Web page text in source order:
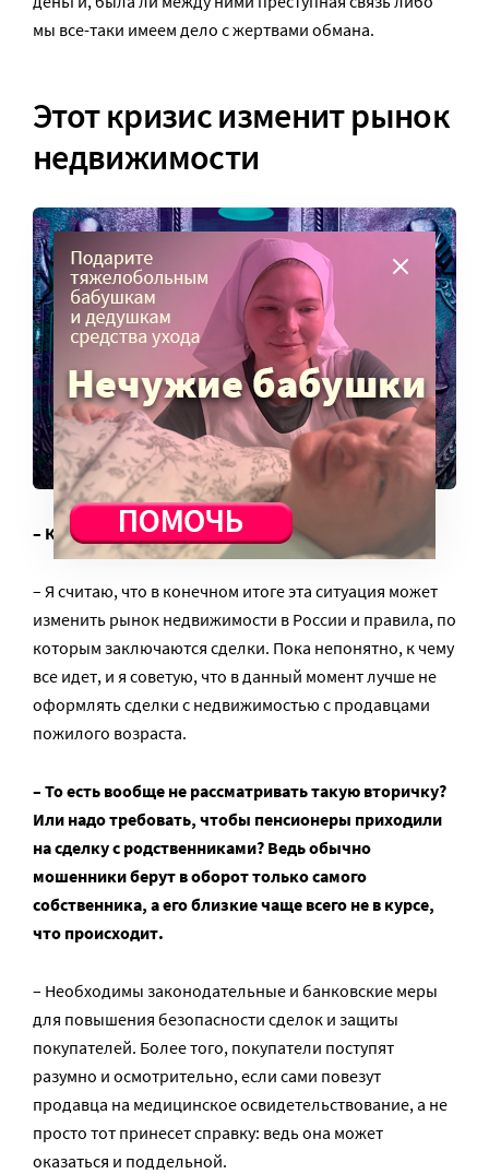
мы все-таки имеем дело с жертвами обмана.
Этот кризис изменит рынок
недвижимости
– К чему же все это приведет?
– Я считаю, что в конечном итоге эта ситуация может
изменить рынок недвижимости в России и правила, по
которым заключаются сделки. Пока непонятно, к чему
все идет, и я советую, что в данный момент лучше не
оформлять сделки с недвижимостью с продавцами
пожилого возраста.
– То есть вообще не рассматривать такую вторичку?
Или надо требовать, чтобы пенсионеры приходили
на сделку с родственниками? Ведь обычно
мошенники берут в оборот только самого
собственника, а его близкие чаще всего не в курсе,
что происходит.
– Необходимы законодательные и банковские меры
для повышения безопасности сделок и защиты
покупателей. Более того, покупатели поступят
разумно и осмотрительно, если сами повезут
продавца на медицинское освидетельствование, а не
просто тот принесет справку: ведь она может
оказаться и поддельной.